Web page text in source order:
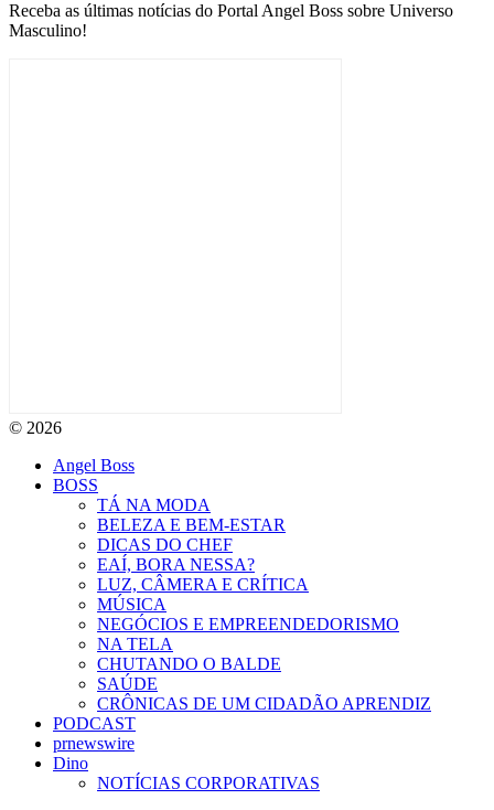
Receba as últimas notícias do Portal Angel Boss sobre Universo
Masculino!
© 2026
Angel Boss
BOSS
TÁ NA MODA
BELEZA E BEM-ESTAR
DICAS DO CHEF
EAÍ, BORA NESSA?
LUZ, CÂMERA E CRÍTICA
MÚSICA
NEGÓCIOS E EMPREENDEDORISMO
NA TELA
CHUTANDO O BALDE
SAÚDE
CRÔNICAS DE UM CIDADÃO APRENDIZ
PODCAST
prnewswire
Dino
NOTÍCIAS CORPORATIVAS